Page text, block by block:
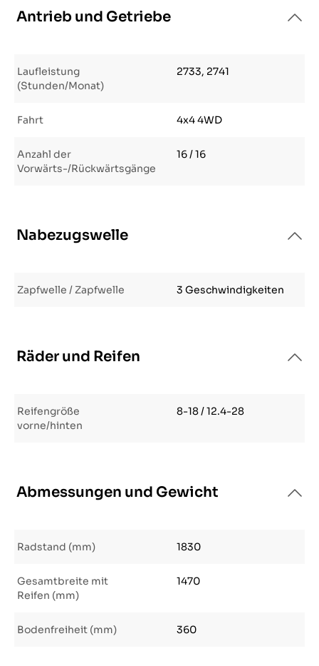
Antrieb und Getriebe
Laufleistung
(Stunden/Monat)
2733, 2741
Fahrt 4x4 4WD
Anzahl der
Vorwärts-/Rückwärtsgänge
16 / 16
Nabezugswelle
Zapfwelle / Zapfwelle 3 Geschwindigkeiten
Räder und Reifen
Reifengröße
vorne/hinten
8-18 / 12.4-28
Abmessungen und Gewicht
Radstand (mm) 1830
Gesamtbreite mit
Reifen (mm)
1470
Bodenfreiheit (mm) 360